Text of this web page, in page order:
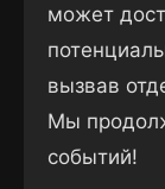
может
вызвав
Мы
событий!